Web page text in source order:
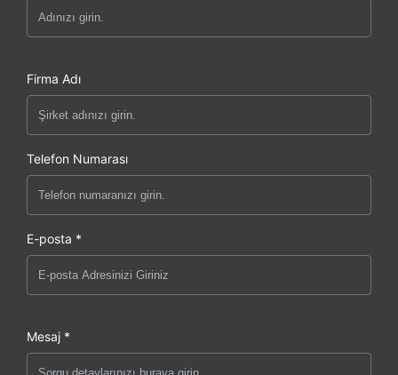
Firma Adı
Telefon Numarası
E-posta *
Mesaj *